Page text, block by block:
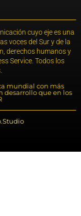
cuyo eje es una
voces del Sur y de la
derechos humanos y
Service. Todos los
mundial con más
desarrollo que en los